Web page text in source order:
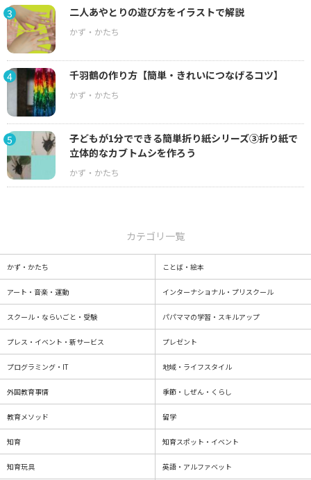
3 二人あやとりの遊び方をイラストで解説
4 千羽鶴の作り方【簡単・きれいにつなげるコツ】
5
子どもが1分でできる簡単折り紙シリーズ③折り紙で
立体的なカブトムシを作ろう
カテゴリ一覧
かず・かたち ことば・絵本
アート・音楽・運動 インターナショナル・プリスクール
スクール・ならいごと・受験 パパママの学習・スキルアップ
プレス・イベント・新サービス プレゼント
プログラミング・IT 地域・ライフスタイル
外国教育事情 季節・しぜん・くらし
教育メソッド 留学
知育 知育スポット・イベント
知育玩具 英語・アルファベット